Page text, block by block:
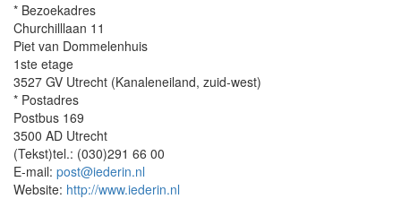
* Bezoekadres
Churchilllaan 11
Piet van Dommelenhuis
1ste etage
3527 GV Utrecht (Kanaleneiland, zuid-west)
* Postadres
Postbus 169
3500 AD Utrecht
(Tekst)tel.: (030)291 66 00
E-mail: post@iederin.nl
Website: http://www.iederin.nl